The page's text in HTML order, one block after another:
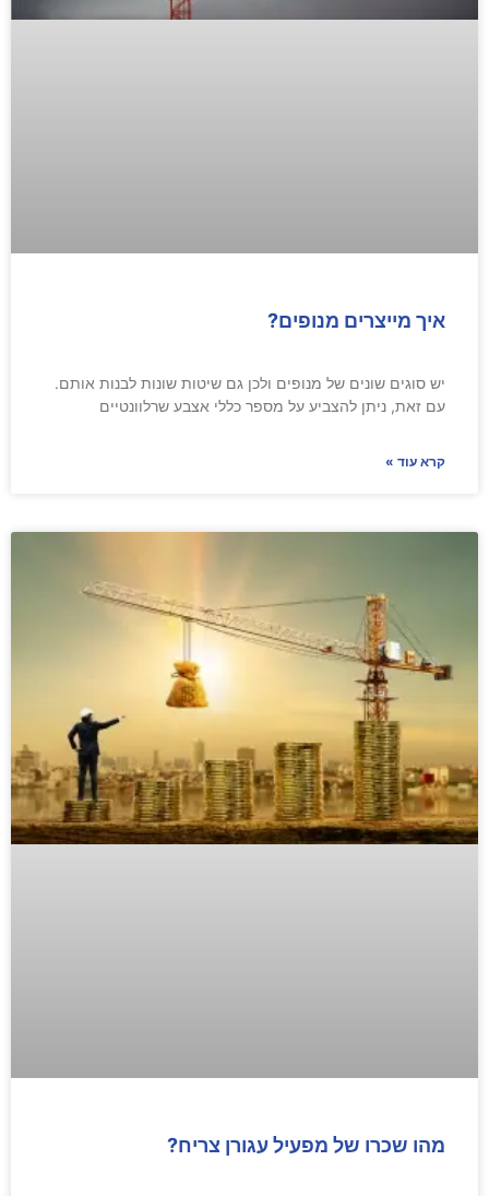
איך מייצרים מנופים?
יש סוגים שונים של מנופים ולכן גם שיטות שונות לבנות אותם.
עם זאת, ניתן להצביע על מספר כללי אצבע שרלוונטיים
קרא עוד »
מהו שכרו של מפעיל עגורן צריח?